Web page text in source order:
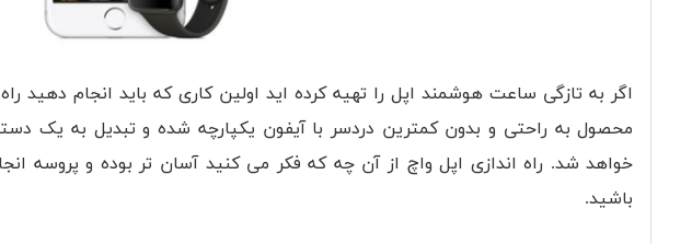
اگر به تازگی ساعت هوشمند اپل را تهیه کرده اید اولین کاری که باید انجام دهید
محصول به راحتی و بدون کمترین دردسر با آیفون یکپارچه شده و تبدیل به یک
خواهد شد. راه اندازی اپل واچ از آن چه که فکر می کنید آسان تر بوده و پروسه
باشید.